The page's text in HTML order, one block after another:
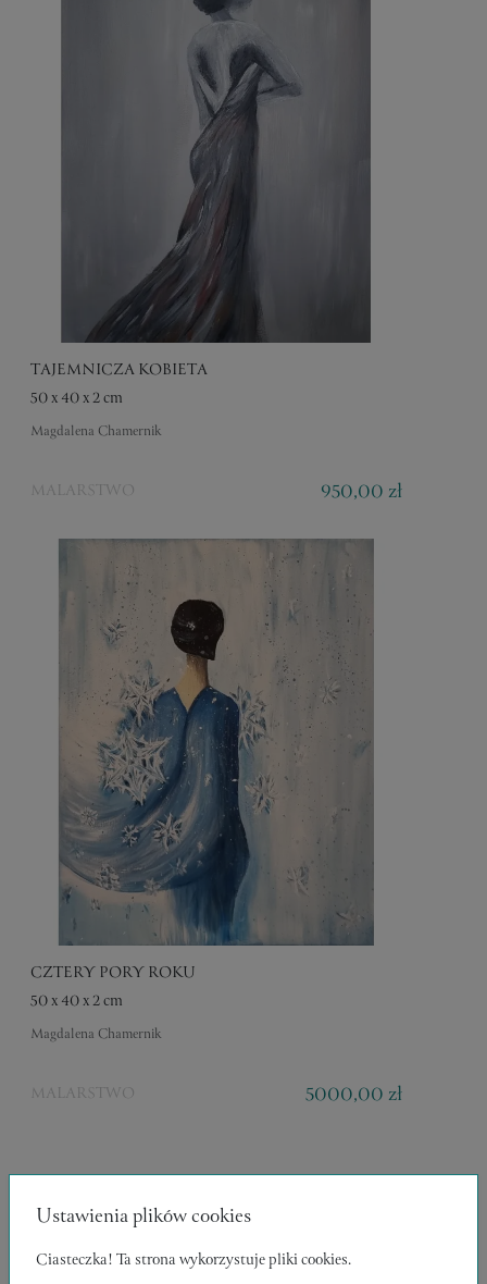
TAJEMNICZA KOBIETA
50 x 40 x 2 cm
Magdalena Chamernik
MALARSTWO 950,00 zł
CZTERY PORY ROKU
50 x 40 x 2 cm
Magdalena Chamernik
MALARSTWO 5000,00 zł
Ustawienia plików cookies
Ciasteczka! Ta strona wykorzystuje pliki cookies.